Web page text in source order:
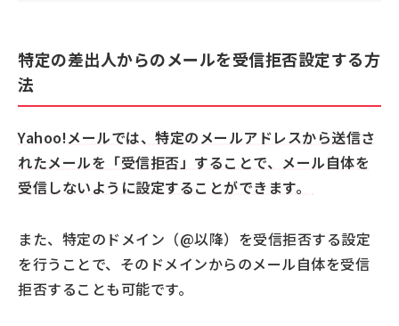
特定の差出人からのメールを受信拒否設定する方
法
Yahoo!メールでは、特定のメールアドレスから送信さ
れたメールを「受信拒否」することで、メール自体を
受信しないように設定することができます。
また、特定のドメイン（@以降）を受信拒否する設定
を行うことで、そのドメインからのメール自体を受信
拒否することも可能です。